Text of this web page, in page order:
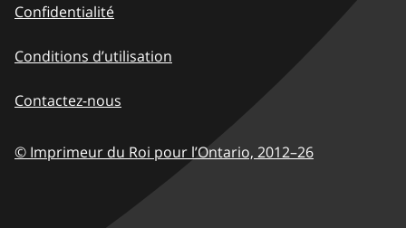
Confidentialité
Conditions d’utilisation
Contactez-nous
© Imprimeur du Roi pour l’Ontario, 2012–à
26